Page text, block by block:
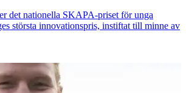
det nationella SKAPA-priset för unga
största innovationspris, instiftat till minne av